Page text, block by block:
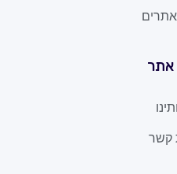
קשר